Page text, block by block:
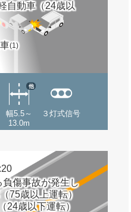
自動車（24歳以
(1)
幅5.5～
13.0m
他
３灯式信号
傷事故が発生し
75歳以上運転）
24歳以下運転）